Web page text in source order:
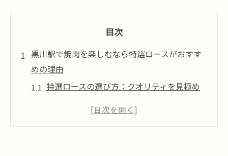
目次
黒川駅で焼肉を楽しむなら特選ロースがおすす
めの理由
特選ロースの選び方：クオリティを見極め
黒川駅周辺で訪れるべき焼肉店